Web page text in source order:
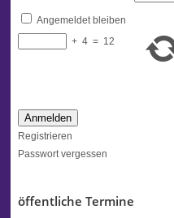
Angemeldet bleiben
+ 4 = 12
Anmelden
Registrieren
Passwort vergessen
öffentliche Termine